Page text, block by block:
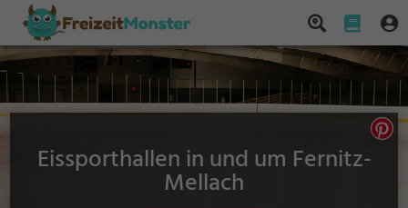
Eissporthallen in und um Fernitz-
Mellach